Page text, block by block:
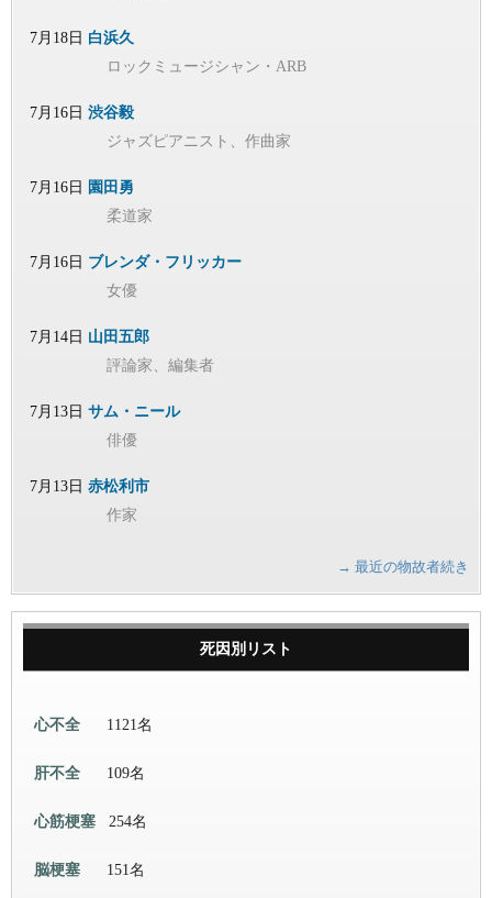
7月18日 白浜久
ロックミュージシャン・ARB
7月16日 渋谷毅
ジャズピアニスト、作曲家
7月16日 園田勇
柔道家
7月16日 ブレンダ・フリッカー
女優
7月14日 山田五郎
評論家、編集者
7月13日 サム・ニール
俳優
7月13日 赤松利市
作家
→ 最近の物故者続き
死因別リスト
心不全 1121名
肝不全 109名
心筋梗塞 254名
脳梗塞 151名